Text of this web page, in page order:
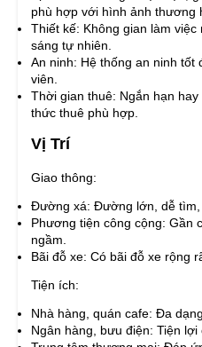
phù hợp với hình ảnh thương
Thiết kế: Không gian làm
sáng tự nhiên.
An ninh: Hệ thống an ninh tốt
viên.
Thời gian thuê: Ngắn hạn
thức thuê phù hợp.
Vị Trí
Giao thông:
Đường xá: Đường lớn, dễ tìm,
Phương tiện công cộng: Gần
ngầm.
Bãi đỗ xe: Có bãi đỗ xe rộng
Tiện ích:
Nhà hàng, quán cafe: Đa
Ngân hàng, bưu điện: Tiện lợi